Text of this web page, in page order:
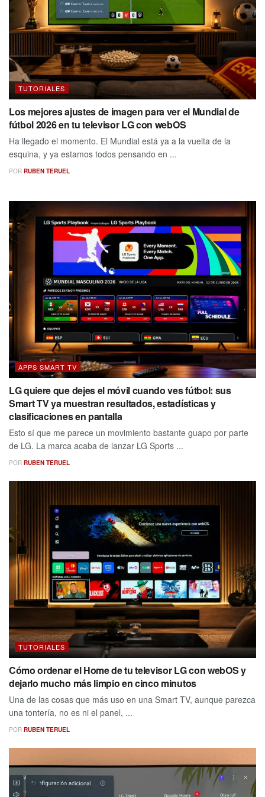
TUTORIALES
Los mejores ajustes de imagen para ver el Mundial de
fútbol 2026 en tu televisor LG con webOS
Ha llegado el momento. El Mundial está ya a la vuelta de la
esquina, y ya estamos todos pensando en ...
POR RUBEN TERUEL
APPS SMART TV
LG quiere que dejes el móvil cuando ves fútbol: sus
Smart TV ya muestran resultados, estadísticas y
clasificaciones en pantalla
Esto sí que me parece un movimiento bastante guapo por parte
de LG. La marca acaba de lanzar LG Sports ...
POR RUBEN TERUEL
TUTORIALES
Cómo ordenar el Home de tu televisor LG con webOS y
dejarlo mucho más limpio en cinco minutos
Una de las cosas que más uso en una Smart TV, aunque parezca
una tontería, no es ni el panel, ...
POR RUBEN TERUEL